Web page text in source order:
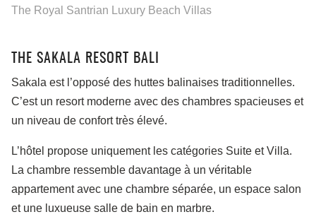
The Royal Santrian Luxury Beach Villas
THE SAKALA RESORT BALI
Sakala est l’opposé des huttes balinaises traditionnelles.
C’est un resort moderne avec des chambres spacieuses et
un niveau de confort très élevé.
L’hôtel propose uniquement les catégories Suite et Villa.
La chambre ressemble davantage à un véritable
appartement avec une chambre séparée, un espace salon
et une luxueuse salle de bain en marbre.